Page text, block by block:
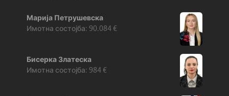
Марија Петрушевска
90.084€
Бисерка Златеска
984€